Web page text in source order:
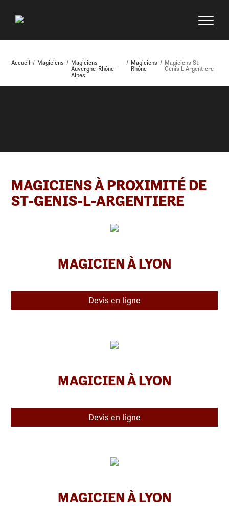
Accueil / Magiciens / Magiciens
Auvergne-Rhône-
Alpes
/ Magiciens
Rhône
/ Magiciens St
Genis L Argentiere
MAGICIENS À PROXIMITÉ DE
ST-GENIS-L-ARGENTIERE
MAGICIEN À LYON
Devis en ligne
MAGICIEN À LYON
Devis en ligne
MAGICIEN À LYON